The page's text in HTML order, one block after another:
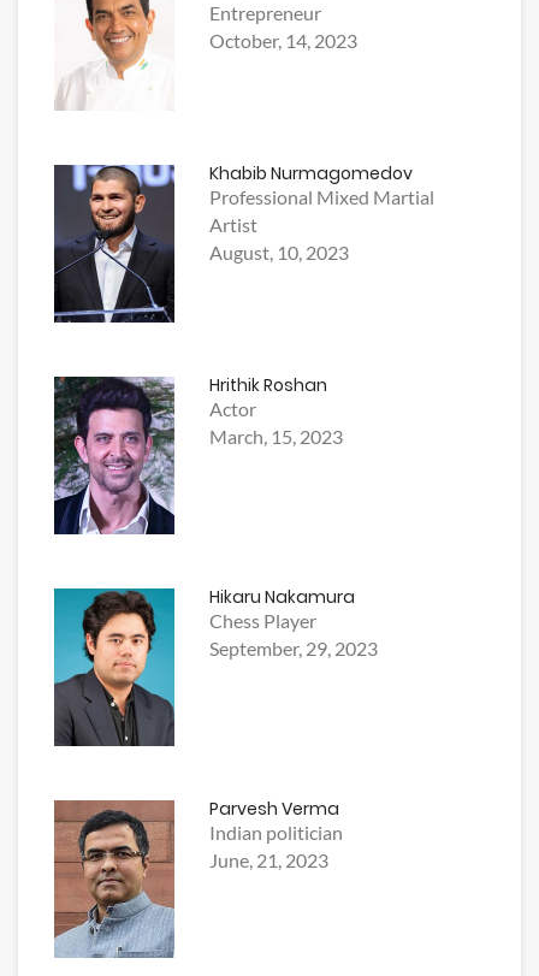
Entrepreneur
October, 14, 2023
Khabib Nurmagomedov
Professional Mixed Martial
Artist
August, 10, 2023
Hrithik Roshan
Actor
March, 15, 2023
Hikaru Nakamura
Chess Player
September, 29, 2023
Parvesh Verma
Indian politician
June, 21, 2023